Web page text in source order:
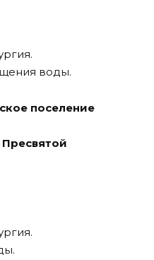
воды.
поселение